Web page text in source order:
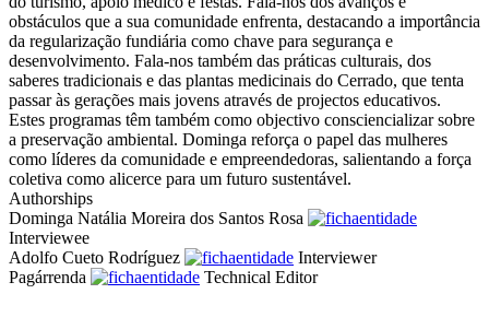
obstáculos que a sua comunidade enfrenta, destacando a importância
da regularização fundiária como chave para segurança e
desenvolvimento. Fala-nos também das práticas culturais, dos
saberes tradicionais e das plantas medicinais do Cerrado, que tenta
passar às gerações mais jovens através de projectos educativos.
Estes programas têm também como objectivo consciencializar sobre
a preservação ambiental. Dominga reforça o papel das mulheres
como líderes da comunidade e empreendedoras, salientando a força
coletiva como alicerce para um futuro sustentável.
Authorships
Dominga Natália Moreira dos Santos Rosa
Interviewee
Adolfo Cueto Rodríguez
Interviewer
Pagárrenda
Technical Editor